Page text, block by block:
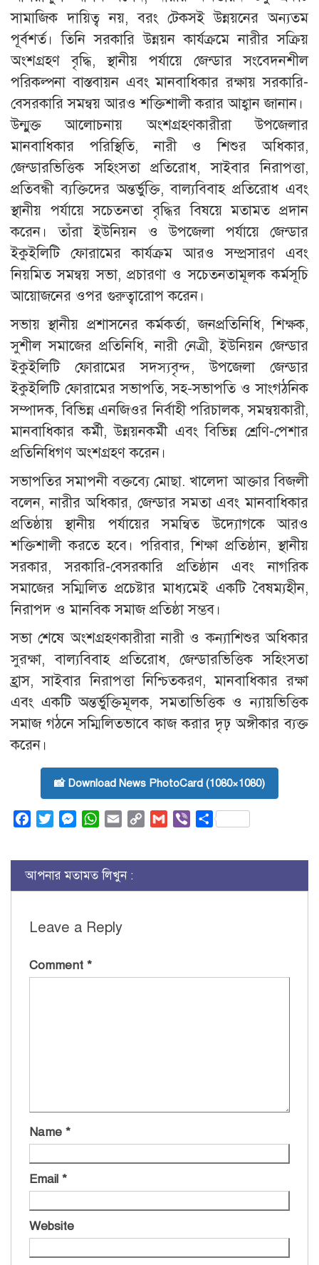
সামাজিক দায়িত্ব নয়, বরং টেকসই উন্নয়নের অন্যতম
পূর্বশর্ত। তিনি সরকারি উন্নয়ন কার্যক্রমে নারীর সক্রিয়
অংশগ্রহণ বৃদ্ধি, স্থানীয় পর্যায়ে জেন্ডার সংবেদনশীল
পরিকল্পনা বাস্তবায়ন এবং মানবাধিকার রক্ষায় সরকারি-
বেসরকারি সমন্বয় আরও শক্তিশালী করার আহ্বান জানান।
উন্মুক্ত আলোচনায় অংশগ্রহণকারীরা উপজেলার
মানবাধিকার পরিস্থিতি, নারী ও শিশুর অধিকার,
জেন্ডারভিত্তিক সহিংসতা প্রতিরোধ, সাইবার নিরাপত্তা,
প্রতিবন্ধী ব্যক্তিদের অন্তর্ভুক্তি, বাল্যবিবাহ প্রতিরোধ এবং
স্থানীয় পর্যায়ে সচেতনতা বৃদ্ধির বিষয়ে মতামত প্রদান
করেন। তাঁরা ইউনিয়ন ও উপজেলা পর্যায়ে জেন্ডার
ইকুইলিটি ফোরামের কার্যক্রম আরও সম্প্রসারণ এবং
নিয়মিত সমন্বয় সভা, প্রচারণা ও সচেতনতামূলক কর্মসূচি
আয়োজনের ওপর গুরুত্বারোপ করেন।
সভায় স্থানীয় প্রশাসনের কর্মকর্তা, জনপ্রতিনিধি, শিক্ষক,
সুশীল সমাজের প্রতিনিধি, নারী নেত্রী, ইউনিয়ন জেন্ডার
ইকুইলিটি ফোরামের সদস্যবৃন্দ, উপজেলা জেন্ডার
ইকুইলিটি ফোরামের সভাপতি, সহ-সভাপতি ও সাংগঠনিক
সম্পাদক, বিভিন্ন এনজিওর নির্বাহী পরিচালক, সমন্বয়কারী,
মানবাধিকার কর্মী, উন্নয়নকর্মী এবং বিভিন্ন শ্রেণি-পেশার
প্রতিনিধিগণ অংশগ্রহণ করেন।
সভাপতির সমাপনী বক্তব্যে মোছা. খালেদা আক্তার বিজলী
বলেন, নারীর অধিকার, জেন্ডার সমতা এবং মানবাধিকার
প্রতিষ্ঠায় স্থানীয় পর্যায়ের সমন্বিত উদ্যোগকে আরও
শক্তিশালী করতে হবে। পরিবার, শিক্ষা প্রতিষ্ঠান, স্থানীয়
সরকার, সরকারি-বেসরকারি প্রতিষ্ঠান এবং নাগরিক
সমাজের সম্মিলিত প্রচেষ্টার মাধ্যমেই একটি বৈষম্যহীন,
নিরাপদ ও মানবিক সমাজ প্রতিষ্ঠা সম্ভব।
সভা শেষে অংশগ্রহণকারীরা নারী ও কন্যাশিশুর অধিকার
সুরক্ষা, বাল্যবিবাহ প্রতিরোধ, জেন্ডারভিত্তিক সহিংসতা
হ্রাস, সাইবার নিরাপত্তা নিশ্চিতকরণ, মানবাধিকার রক্ষা
এবং একটি অন্তর্ভুক্তিমূলক, সমতাভিত্তিক ও ন্যায়ভিত্তিক
সমাজ গঠনে সম্মিলিতভাবে কাজ করার দৃঢ় অঙ্গীকার ব্যক্ত
করেন।
📸 Download News PhotoCard (1080×1080)
FacebookTwitterMessenger
WhatsApp
Email
Copy
Gmail ViberShare
আপনার মতামত লিখুন :
Leave a Reply
Comment *
Name *
Email *
Website